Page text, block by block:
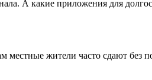
А какие приложения для
жители часто сдают без